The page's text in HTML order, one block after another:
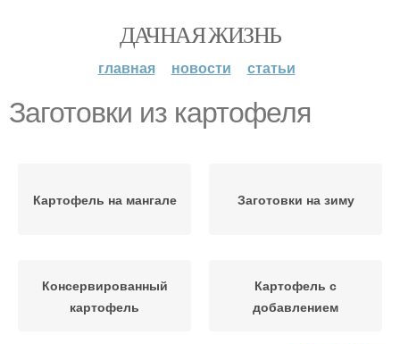
ДАЧНАЯ ЖИЗНЬ
главная новости статьи
Заготовки из картофеля
Картофель на мангале Заготовки на зиму
Консервированный
картофель
Картофель с
добавлением